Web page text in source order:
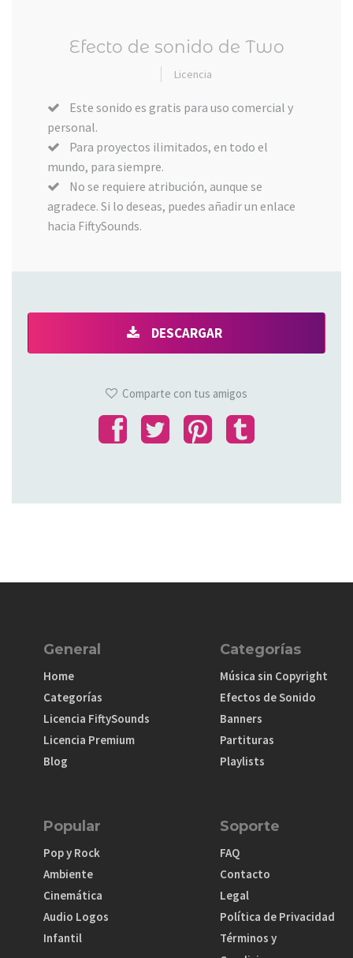
Efecto de sonido de Two
Licencia
Este sonido es gratis para uso comercial y
personal.
Para proyectos ilimitados, en todo el
mundo, para siempre.
No se requiere atribución, aunque se
agradece. Si lo deseas, puedes añadir un enlace
hacia FiftySounds.
DESCARGAR
Comparte con tus amigos
General
Home
Categorías
Licencia FiftySounds
Licencia Premium
Blog
Categorías
Música sin Copyright
Efectos de Sonido
Banners
Partituras
Playlists
Popular
Pop y Rock
Ambiente
Cinemática
Audio Logos
Infantil
Soporte
FAQ
Contacto
Legal
Política de Privacidad
Términos y